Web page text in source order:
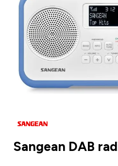
Sangean DAB